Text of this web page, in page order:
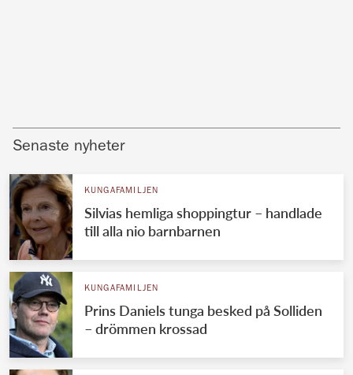
Senaste nyheter
KUNGAFAMILJEN
Silvias hemliga shoppingtur – handlade
till alla nio barnbarnen
KUNGAFAMILJEN
Prins Daniels tunga besked på Solliden
– drömmen krossad